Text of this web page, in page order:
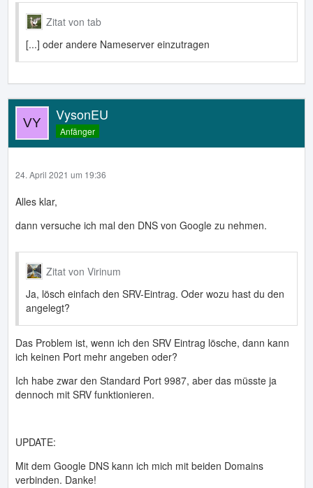
Zitat von tab
[...] oder andere Nameserver einzutragen
VysonEU
Anfänger
24. April 2021 um 19:36
Alles klar,
dann versuche ich mal den DNS von Google zu nehmen.
Zitat von Virinum
Ja, lösch einfach den SRV-Eintrag. Oder wozu hast du den
angelegt?
Das Problem ist, wenn ich den SRV Eintrag lösche, dann kann
ich keinen Port mehr angeben oder?
Ich habe zwar den Standard Port 9987, aber das müsste ja
dennoch mit SRV funktionieren.
UPDATE:
Mit dem Google DNS kann ich mich mit beiden Domains
verbinden. Danke!